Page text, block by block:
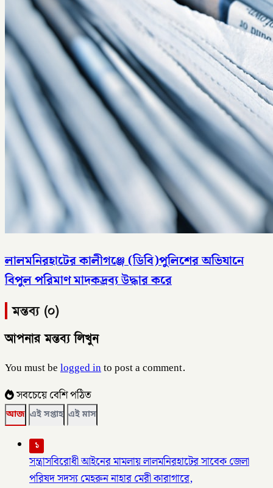
লালমনিরহাটের কালীগঞ্জে (ডিবি)পুলিশের অভিযানে
বিপুল পরিমাণ মাদকদ্রব্য উদ্ধার করে
মন্তব্য (০)
আপনার মন্তব্য লিখুন
You must belogged into post a comment.
সবচেয়ে বেশি পঠিত
আজ এই সপ্তাহ এই মাস
১
সন্ত্রাসবিরোধী আইনের মামলায় লালমনিরহাটের সাবেক জেলা
পরিষদ সদস্য মেহরুন নাহার মেরী কারাগারে,